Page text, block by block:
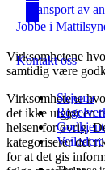
Jobbe i
Kontakt oss
Skjema
Veiledere
Transport av
Virksomhetene
samtidig være
Virksomhetene
det ikke utgjør en
helsen for øvrig.
kategoriserer det
for at det gis